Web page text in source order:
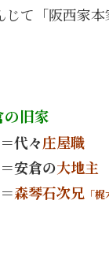
て「阪西家本
旧家
＝代々庄屋職
＝安倉の大地主
＝森琴石次兄 「